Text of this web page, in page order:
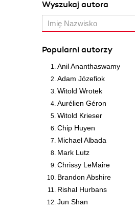
Wyszukaj autora
Popularni autorzy
Anil Ananthaswamy
Adam Józefiok
Witold Wrotek
Aurélien Géron
Witold Krieser
Chip Huyen
Michael Albada
Mark Lutz
Chrissy LeMaire
Brandon Abshire
Rishal Hurbans
Jun Shan